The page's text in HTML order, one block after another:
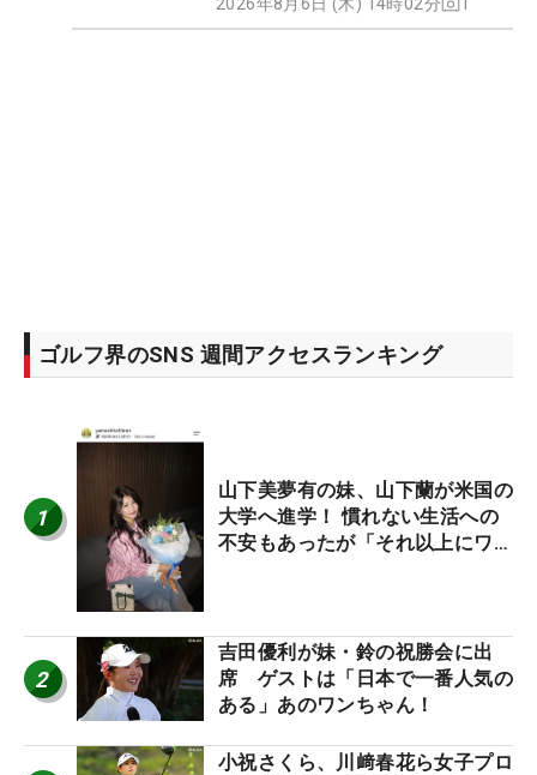
ゴルフ界のSNS 週間アクセスランキング
1
山下美夢有の妹、山下蘭が米国の
大学へ進学！ 慣れない生活への
不安もあったが「それ以上にワク
2
吉田優利が妹・鈴の祝勝会に出
席 ゲストは「日本で一番人気の
ある」あのワンちゃん！
小祝さくら、川﨑春花ら女子プロ